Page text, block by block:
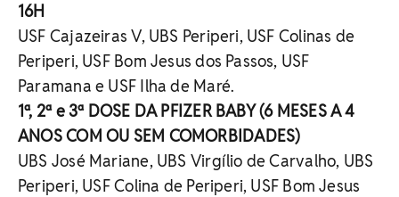
16H
USF Cajazeiras V, UBS Periperi, USF Colinas de
Periperi, USF Bom Jesus dos Passos, USF
Paramana e USF Ilha de Maré.
1ª, 2ª e 3ª DOSE DA PFIZER BABY (6 MESES A 4
ANOS COM OU SEM COMORBIDADES)
UBS José Mariane, UBS Virgílio de Carvalho, UBS
Periperi, USF Colina de Periperi, USF Bom Jesus